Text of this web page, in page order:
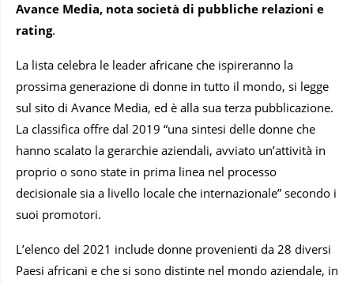
Avance Media, nota società di pubbliche relazioni e
rating.
La lista celebra le leader africane che ispireranno la
prossima generazione di donne in tutto il mondo, si legge
sul sito di Avance Media, ed è alla sua terza pubblicazione.
La classifica offre dal 2019 “una sintesi delle donne che
hanno scalato la gerarchie aziendali, avviato un’attività in
proprio o sono state in prima linea nel processo
decisionale sia a livello locale che internazionale” secondo i
suoi promotori.
L’elenco del 2021 include donne provenienti da 28 diversi
Paesi africani e che si sono distinte nel mondo aziendale, in